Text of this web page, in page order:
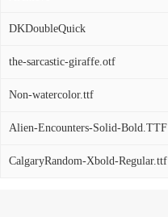
DKDoubleQuick
the-sarcastic-giraffe.otf
Non-watercolor.ttf
Alien-Encounters-Solid-Bold.TTF
CalgaryRandom-Xbold-Regular.ttf